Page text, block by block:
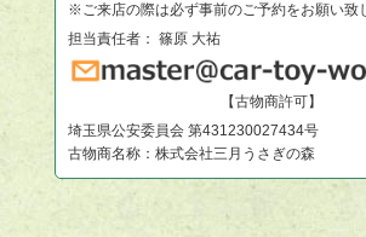
※ご来店の際は必ず事前のご予約をお願い致
担当責任者： 篠原 大祐
【古物商許可】
埼玉県公安委員会 第431230027434号
古物商名称：株式会社三月うさぎの森